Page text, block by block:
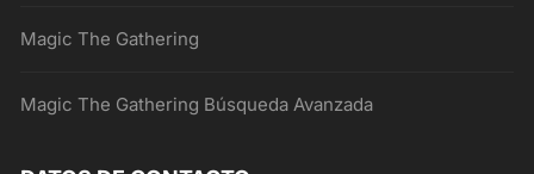
Magic The Gathering
Magic The Gathering Búsqueda Avanzada